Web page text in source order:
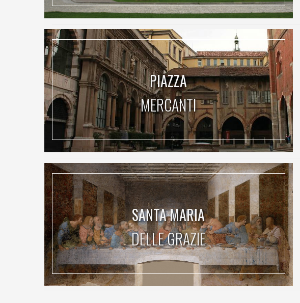
PIAZZA
MERCANTI
SANTA MARIA
DELLE GRAZIE